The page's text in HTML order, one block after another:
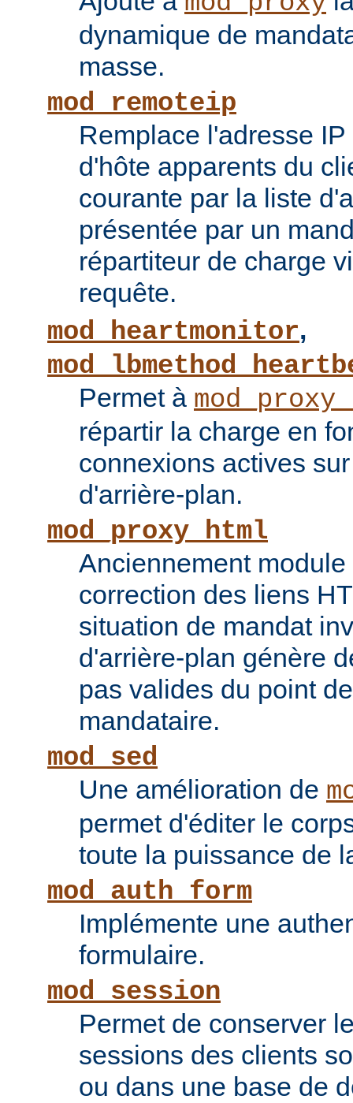
dynamique de
masse.
mod_remoteip
Remplace l'adresse
d'hôte apparents du
courante par la liste
présentée par un
répartiteur de charge
requête.
mod_heartmonitor,
Permet à
répartir la charge en
connexions actives
d'arrière-plan.
mod_proxy_html
Anciennement
correction des liens
situation de mandat
d'arrière-plan génère
pas valides du point
mandataire.
mod_sed
Une amélioration de
permet d'éditer le
toute la puissance de
mod_auth_form
Implémente une
formulaire.
mod_session
Permet de conserver
sessions des clients
ou dans une base de